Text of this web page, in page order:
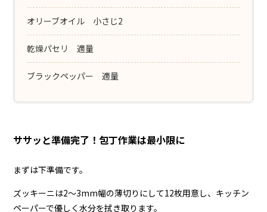
オリーブオイル 小さじ2
乾燥パセリ 適量
ブラックペッパー 適量
ササッと準備完了！包丁作業は最小限に
まずは下準備です。
ズッキーニは2〜3mm幅の薄切りにして12枚用意し、キッチン
ペーパーで優しく水分を拭き取ります。